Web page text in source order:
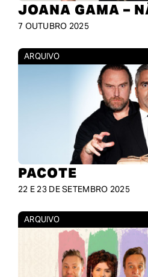
JOANA GAMA –
7 OUTUBRO 2025
ARQUIVO
PACOTE
22 E 23 DE SETEMBRO 2025
ARQUIVO